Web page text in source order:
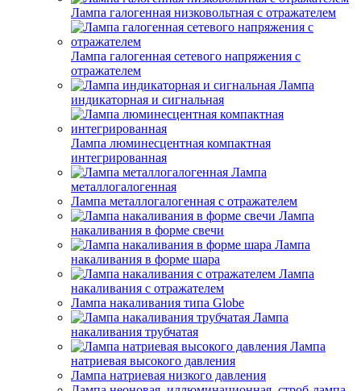
Лампа галогенная низковольтная с отражателем
Лампа галогенная сетевого напряжения с
отражателем
Лампа
индикаторная и сигнальная
Лампа люминесцентная компактная
интегрированная
Лампа
металлогалогенная
Лампа металлогалогенная с отражателем
Лампа
накаливания в форме свечи
Лампа
накаливания в форме шара
Лампа
накаливания с отражателем
Лампа накаливания типа Globe
Лампа
накаливания трубчатая
Лампа
натриевая высокого давления
Лампа натриевая низкого давления